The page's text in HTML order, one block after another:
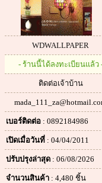
WDWALLPAPER
- ร้านนี้ได้ลงทะเบียนแล้ว
ติดต่อเจ้าบ้าน
เบอร์ติดต่อ: 0892184986
เปิดเมื่อวันที่: 04/04/2011
ปรับปรุงล่าสุด: 06/08/2026
จำนวนสินค้า: 4,480 ชิ้น